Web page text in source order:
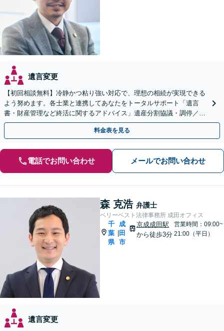
遺言変更
【初回相談無料】冷静かつ粘り強い対応で、理想の相続が実現できる
よう努めます。各士業と連携してあなたをトータルサポート「遺言
書・財産管理など終活に関するアドバイス」遺産分割協議・調停／不
動産相続／遺言書作成／後見／事業承継【ビデオ面談対応】
料金表を見る
電話でお問い合わせ メールでお問い合わせ
森 克浩 弁護士
ベリーベスト法律事務所 成田オフィス
千
葉
県
成
田
市
京成成田駅
から徒歩3分
営業時間：09:00~
21:00（平日）
遺言変更